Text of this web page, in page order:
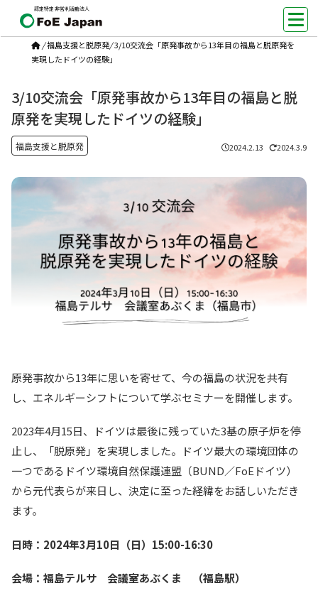
認定特定非営利活動法人
/福島支援と脱原発/3/10交流会「原発事故から13年目の福島と脱原発を
実現したドイツの経験」
3/10交流会「原発事故から13年目の福島と脱
原発を実現したドイツの経験」
福島支援と脱原発 2024.2.13 2024.3.9
原発事故から13年に思いを寄せて、今の福島の状況を共有
し、エネルギーシフトについて学ぶセミナーを開催します。
2023年4月15日、ドイツは最後に残っていた3基の原子炉を停
止し、「脱原発」を実現しました。ドイツ最大の環境団体の
一つであるドイツ環境自然保護連盟（BUND／FoEドイツ）
から元代表らが来日し、決定に至った経緯をお話しいただき
ます。
日時：2024年3月10日（日）15:00-16:30
会場：福島テルサ 会議室あぶくま （福島駅）